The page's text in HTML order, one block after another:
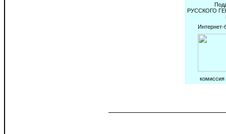
РУССКОГО
Интернет-
комиссия